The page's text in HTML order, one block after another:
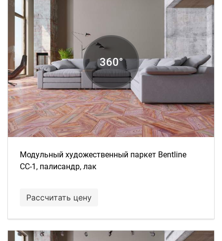
Модульный художественный паркет Bentline
СС-1, палисандр, лак
Рассчитать цену